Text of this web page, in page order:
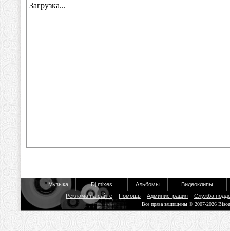
Музыка Dj mixes Альбомы
Видеоклипы
Реклама на сайте
Помощь Администрация Служба
Все права защищены © 2007-2026